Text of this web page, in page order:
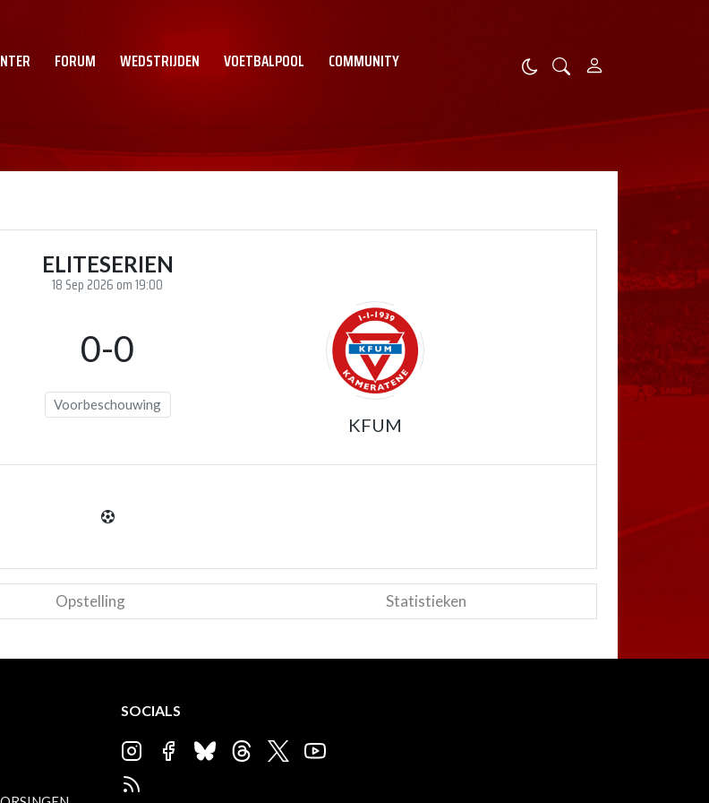
FORUM WEDSTRIJDEN VOETBALPOOL COMMUNITY
ELITESERIEN
18 Sep 2026 om 19:00
0-0
Voorbeschouwing
KFUM
Opstelling Statistieken
SOCIALS